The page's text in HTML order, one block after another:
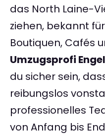
das North Laine-
ziehen, bekannt
Boutiquen, Cafés
Umzugsprofi
du sicher sein,
reibungslos
professionelles
von Anfang bis